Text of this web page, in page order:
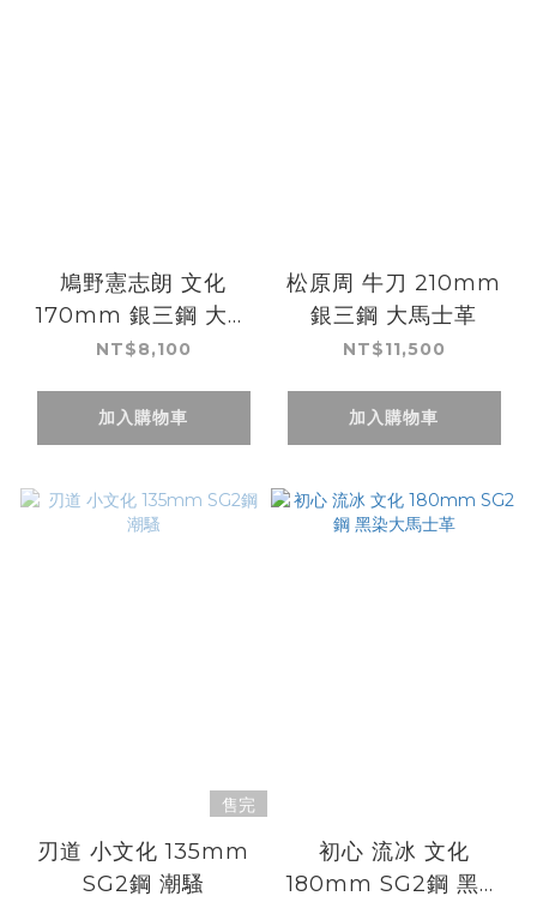
鳩野憲志朗 文化
170mm 銀三鋼 大馬
士革
NT$8,100
加入購物車
松原周 牛刀 210mm
銀三鋼 大馬士革
NT$11,500
加入購物車
售完
刃道 小文化 135mm
SG2鋼 潮騷
初心 流冰 文化
180mm SG2鋼 黑染